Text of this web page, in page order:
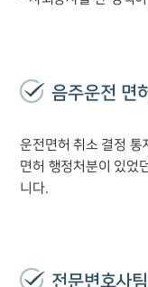
음주운전 면
운전면허 취소 결정 통
면허 행정처분이 있었
니다.
전문변호사